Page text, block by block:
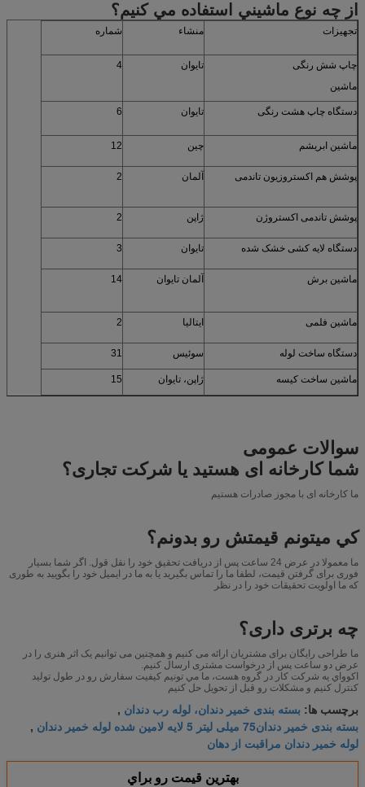
از چه نوع ماشيني استفاده مي کنيم؟
تجهیزات منشاء شماره
چاپ شش رنگی
ماشین
تایوان 4
دستگاه چاپ هشت رنگی تایوان 6
ماشین ابریشم چین 12
پوشش هم اکستروزیون تاندمی آلمان 2
پوشش تاندمی اکستروژن ژاپن 2
دستگاه لایه کشی خشک شده تایوان 3
ماشین برش آلمان تایوان 14
ماشین فلمی ایتالیا 2
دستگاه ساخت لوله سوئیس 31
ماشین ساخت کیسه ژاپن، تایوان 15
سوالات عمومی
شما کارخانه ای هستید یا شرکت تجاری؟
ما کارخانه ای با مجوز صادرات هستیم
کي ميتونم قيمتش رو بدونم؟
ما معمولا در عرض 24 ساعت پس از دریافت تحقیق خود را نقل قول. اگر شما بسیار
فوری برای گرفتن قیمت، لطفا ما را تماس بگیرید یا به ما در ایمیل خود را بگویید به طوری
که ما اولویت تحقیقات خود را در نظر
چه برتری داری؟
ما طراحی رایگان برای مشتریان ارائه می کنیم و همچنین می توانیم یک اثر هنری را در
عرض دو ساعت پس از درخواست مشتری ارسال کنیم.
اکوواي يه شرکت کار در گروه هست، ما مي تونيم کیفیت سفارش رو در طول توليد
کنترل کنيم و مشکلات رو قبل از تحویل حل کنيم
برچسب ها: بسته بندی خمیر دندان، لوله رب دندان ,
بسته بندی خمیر دندان75 میلی لیتر 5 لایه لامین شده لوله خمیر دندان ,
لوله خمیر دندان مراقبت از دهان
بهترين قيمت رو براي